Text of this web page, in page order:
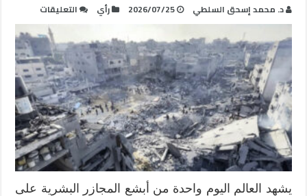
د. محمد إسحق السلطي 2026/07/25 رأي التعليقات
تداعيات
حرب
طوفان
الأقصى
على
التعليم
العالي
في
قطاع
غزة
مغلقة
يشهد العالم اليوم واحدة من أبشع المجازر البشرية على